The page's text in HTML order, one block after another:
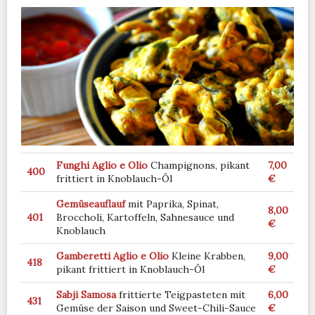
400 Funghi Aglio e Olio Champignons, pikant
frittiert in Knoblauch-Öl
7,00
€
401
Gemüseauflaufmit Paprika, Spinat,
Broccholi, Kartoffeln, Sahnesauce und
Knoblauch
8,00
€
418 Gamberetti Aglio e Olio Kleine Krabben,
pikant frittiert in Knoblauch-Öl
9,00
€
431 Sabji Samosafrittierte Teigpasteten mit
Gemüse der Saison und Sweet-Chili-Sauce
6,00
€